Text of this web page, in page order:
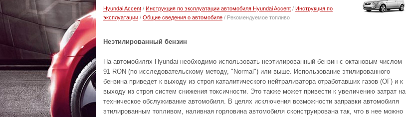
Hyundai Accent / Инструкция по эксплуатации автомобиля Hyundai Accent / Инструкция по
эксплуатации / Общие сведения о автомобиле / Рекомендуемое топливо
Неэтилированный бензин
На автомобилях Hyundai необходимо использовать неэтилированный бензин с октановым числом
91 RON (по исследовательскому методу, "Normal") или выше. Использование этилированного
бензина приведет к выходу из строя каталитического нейтрализатора отработавших газов (ОГ) и к
выходу из строя систем снижения токсичности. Это также может привести к увеличению затрат на
техническое обслуживание автомобиля. В целях исключения возможности заправки автомобиля
этилированным топливом, наливная горловина автомобиля сконструирована так, что в нее можно